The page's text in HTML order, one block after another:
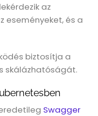
az
eseményeket, és a
biztosítja a
skálázhatóságát.
Swagger